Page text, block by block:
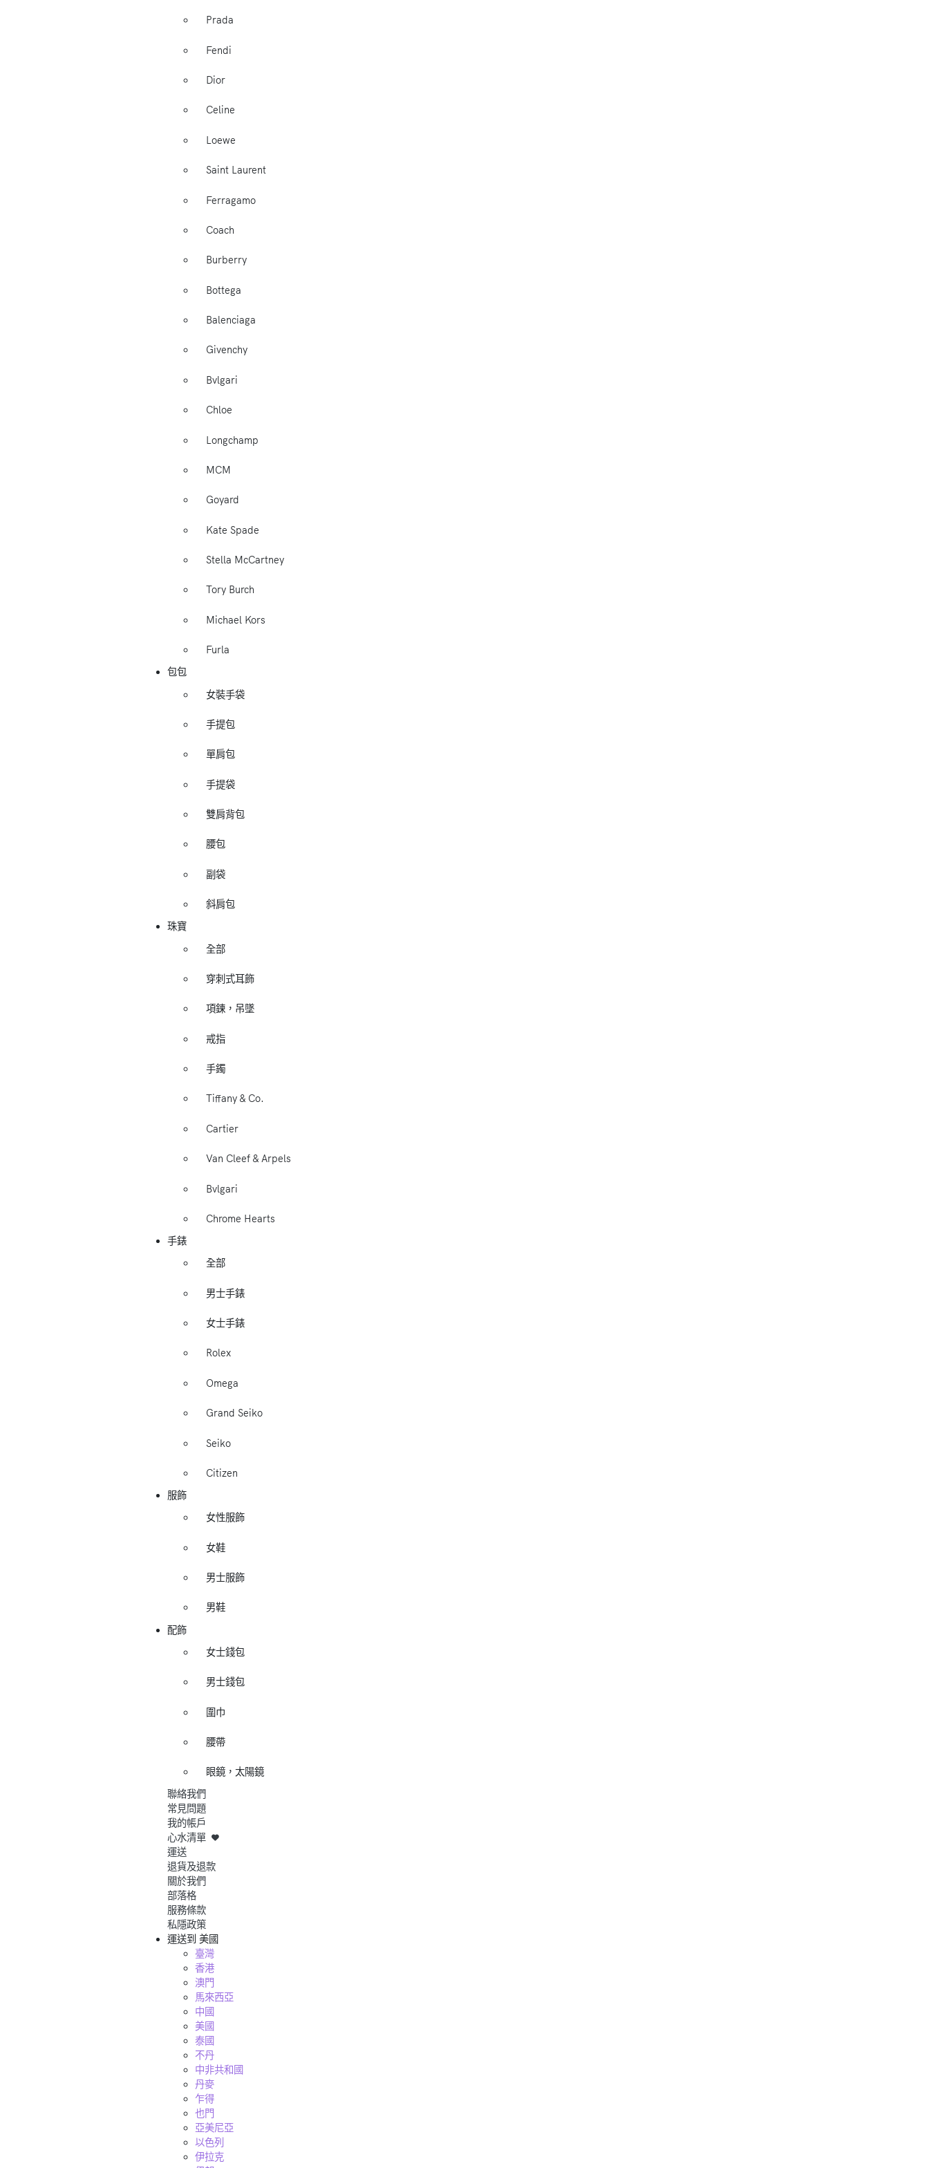
Prada
Fendi
Dior
Celine
Loewe
Saint Laurent
Ferragamo
Coach
Burberry
Bottega
Balenciaga
Givenchy
Bvlgari
Chloe
Longchamp
MCM
Goyard
Kate Spade
Stella McCartney
Tory Burch
Michael Kors
Furla
包包
女裝手袋
手提包
單肩包
手提袋
雙肩背包
腰包
副袋
斜肩包
珠寶
全部
穿刺式耳飾
項鍊，吊墜
戒指
手鐲
Tiffany & Co.
Cartier
Van Cleef & Arpels
Bvlgari
Chrome Hearts
手錶
全部
男士手錶
女士手錶
Rolex
Omega
Grand Seiko
Seiko
Citizen
服飾
女性服飾
女鞋
男士服飾
男鞋
配飾
女士錢包
男士錢包
圍巾
腰帶
眼鏡，太陽鏡
聯絡我們
常見問題
我的帳戶
心水清單
運送
退貨及退款
關於我們
部落格
服務條款
私隱政策
運送到 美國
臺灣
香港
澳門
馬來西亞
中國
美國
泰國
不丹
中非共和國
丹麥
乍得
也門
亞美尼亞
以色列
伊拉克